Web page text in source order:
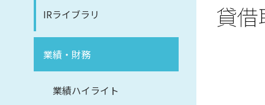
IRライブラリ
業績・財務
業績ハイライト
貸